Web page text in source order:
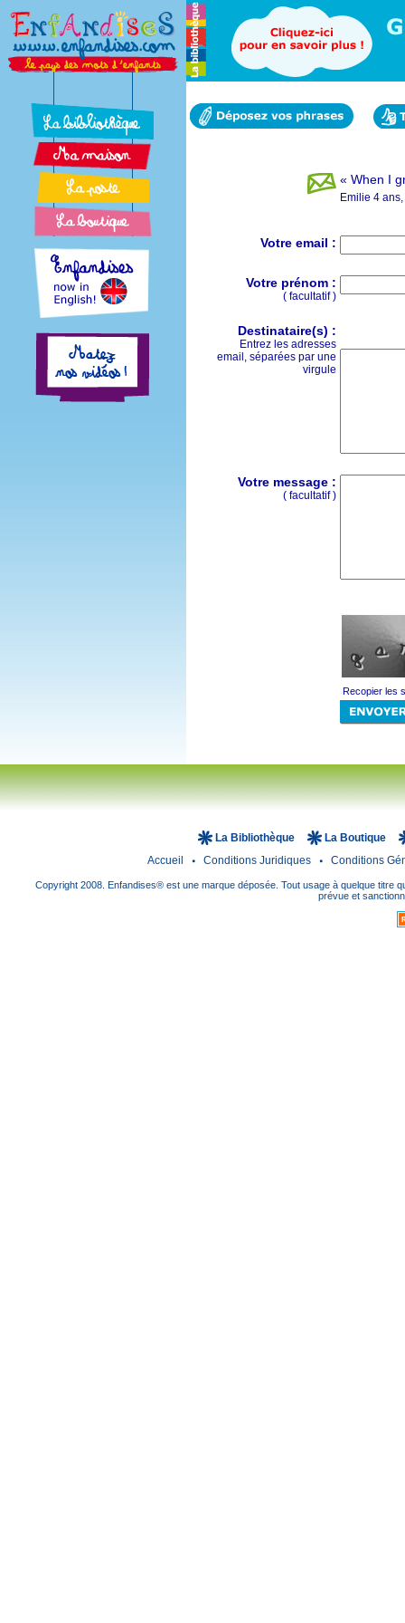
« When I
Emilie 4
Votre email :
Votre prénom :
( facultatif )
Destinataire(s) :
Entrez les adresses
email, séparées par une
virgule
Votre message :
( facultatif )
Recopier les
La Bibliothèque
La Boutique
Accueil
Conditions Juridiques Conditions
Copyright 2008. Enfandises® est une marque déposée. Tout usage à quelque
prévue et